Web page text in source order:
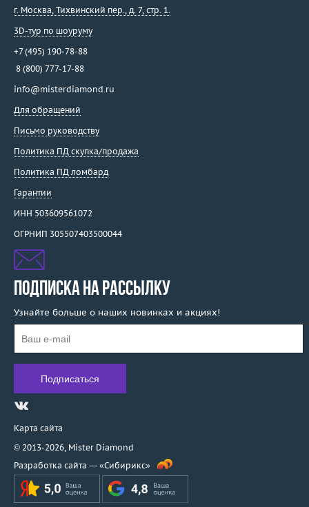
г. Москва, Тихвинский пер., д. 7, стр. 1.
3D-тур по шоуруму
+7 (495) 190-78-88
8 (800) 777-17-88
info@misterdiamond.ru
Для обращений
Письмо руководству
Политика ПД скупка/продажа
Политика ПД ломбард
Гарантии
ИНН 503609561072
ОГРНИП 305507403500044
ПОДПИСКА НА РАССЫЛКУ
Узнайте больше о наших новинках и акциях!
Карта сайта
© 2013-2026, Mister Diamond
Разработка сайта — «Сибирикс»